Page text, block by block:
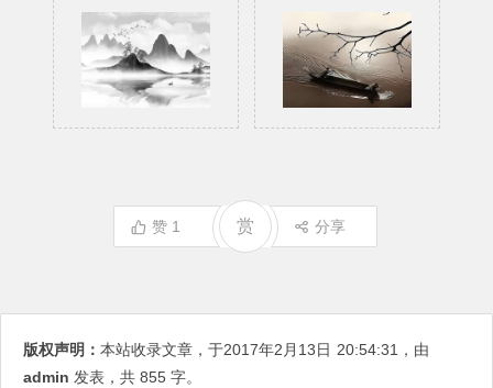
赞 1 赏 分享
版权声明： 本站收录文章，于2017年2月13日 20:54:31 ，由
admin 发表，共 855 字。